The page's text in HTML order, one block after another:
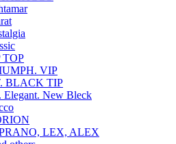
TOP
VIP
BLACK TIP
Elegant. New Bleck
LEX, ALEX